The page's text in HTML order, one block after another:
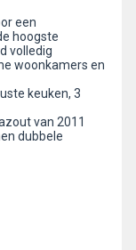
een
hoogste
volledig
woonkamers en
keuken, 3
van 2011
dubbele